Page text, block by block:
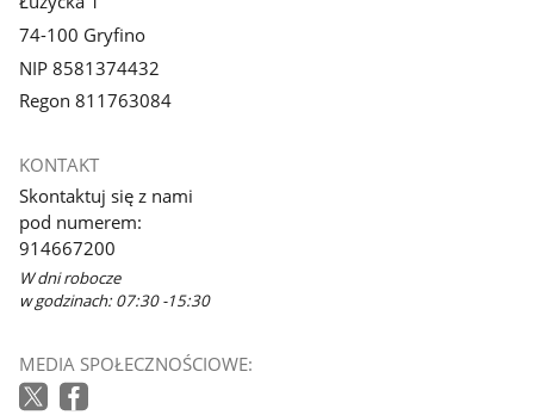
74-100 Gryfino
NIP 8581374432
Regon 811763084
KONTAKT
Skontaktuj się z nami
pod numerem:
914667200
W dni robocze
w godzinach: 07:30 -15:30
MEDIA SPOŁECZNOŚCIOWE: